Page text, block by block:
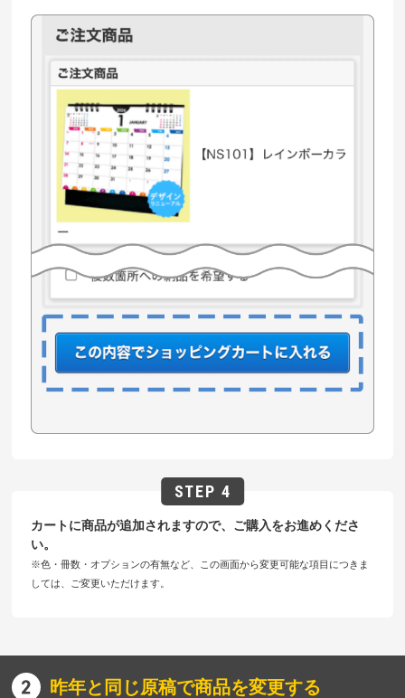
カートに商品が追加されますので、ご購入をお進めくださ
い。
※色・冊数・オプションの有無など、この画面から変更可能な項目につきま
しては、ご変更いただけます。
昨年と同じ原稿で商品を変更する